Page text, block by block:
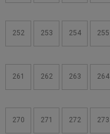
252 253 254 255
261 262 263 264
270 271 272 273